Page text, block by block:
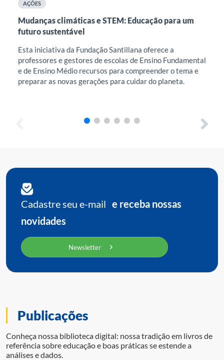
AÇÕES
Mudanças climáticas e STEM: Educação para um
futuro sustentável
Esta iniciativa da Fundação Santillana oferece a
professores e gestores de escolas de Ensino Fundamental
e de Ensino Médio recursos para compreender o tema e
preparar as novas gerações para cuidar do planeta.
Cadastre seu e-mail e receba nossas
novidades
Newsletter
Publicações
Conheça nossa biblioteca digital: nossa tradição em livros de
referência sobre educação e boas práticas se estende a
análises e dados.